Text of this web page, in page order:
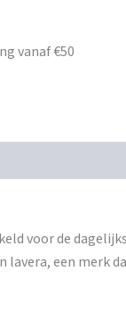
vanaf €50
voor de
lavera, een merk